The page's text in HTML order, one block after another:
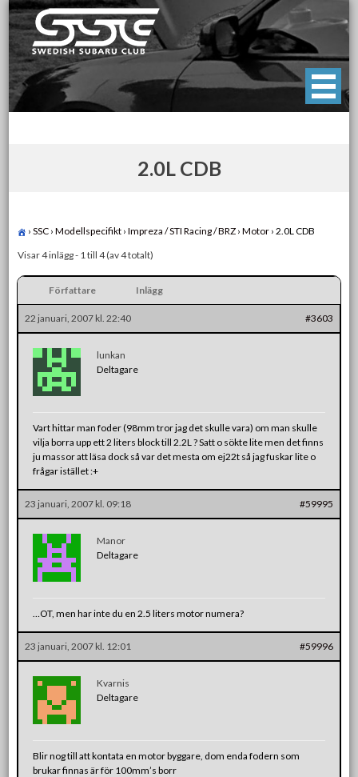
Skip
to
content
Swedish Subaru Club
För oss som älskar Subaru!
2.0L CDB
› SSC › Modellspecifikt › Impreza / STI Racing / BRZ › Motor › 2.0L CDB
Visar 4 inlägg - 1 till 4 (av 4 totalt)
Författare Inlägg
22 januari, 2007 kl. 22:40 #3603
lunkan
Deltagare
Vart hittar man foder (98mm tror jag det skulle vara) om man skulle
vilja borra upp ett 2 liters block till 2.2L ? Satt o sökte lite men det finns
ju massor att läsa dock så var det mesta om ej22t så jag fuskar lite o
frågar istället :+
23 januari, 2007 kl. 09:18 #59995
Manor
Deltagare
…OT, men har inte du en 2.5 liters motor numera?
23 januari, 2007 kl. 12:01 #59996
Kvarnis
Deltagare
Blir nog till att kontata en motor byggare, dom enda fodern som
brukar finnas är för 100mm’s borr